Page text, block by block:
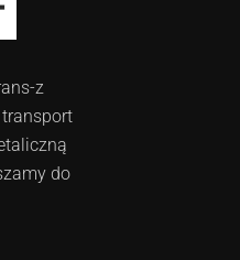
z
transport
do